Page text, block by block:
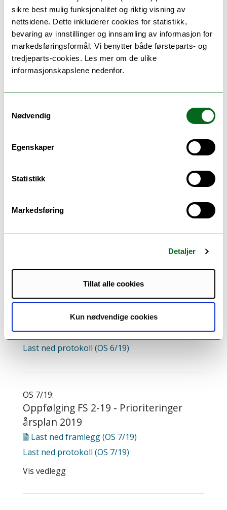
sikre best mulig funksjonalitet og riktig visning av
nettsidene. Dette inkluderer cookies for statistikk,
bevaring av innstillinger og innsamling av informasjon for
markedsføringsformål. Vi benytter både førsteparts- og
tredjeparts-cookies. Les mer om de ulike
informasjonskapslene nedenfor.
Nødvendig
Egenskaper
Statistikk
Markedsføring
Detaljer
Tillat alle cookies
Kun nødvendige cookies
Vis vedlegg
FS 8/19:
Utfyllende bestemmelser for graden
ph.d. i ingeniørvitenskap ved Fakultet
for ingeniørvitenskap og teknologi
Last ned
(muntlig)
Avsetninger per utgang av 2018 og
Last nedframlegg (OS 6/19)
Last ned protokoll (OS 6/19)
OS 7/19:
Oppfølging FS 2-19 - Prioriteringer
årsplan 2019
Last ned framlegg (OS 7/19)
Last ned protokoll (OS 7/19)
Vis vedlegg